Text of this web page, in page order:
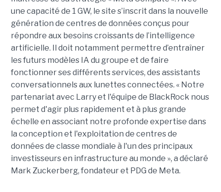
une capacité de 1 GW, le site s’inscrit dans la nouvelle
génération de centres de données conçus pour
répondre aux besoins croissants de l’intelligence
artificielle. Il doit notamment permettre d’entraîner
les futurs modèles IA du groupe et de faire
fonctionner ses différents services, des assistants
conversationnels aux lunettes connectées. « Notre
partenariat avec Larry et l'équipe de BlackRock nous
permet d'agir plus rapidement et à plus grande
échelle en associant notre profonde expertise dans
la conception et l'exploitation de centres de
données de classe mondiale à l'un des principaux
investisseurs en infrastructure au monde », a déclaré
Mark Zuckerberg, fondateur et PDG de Meta.